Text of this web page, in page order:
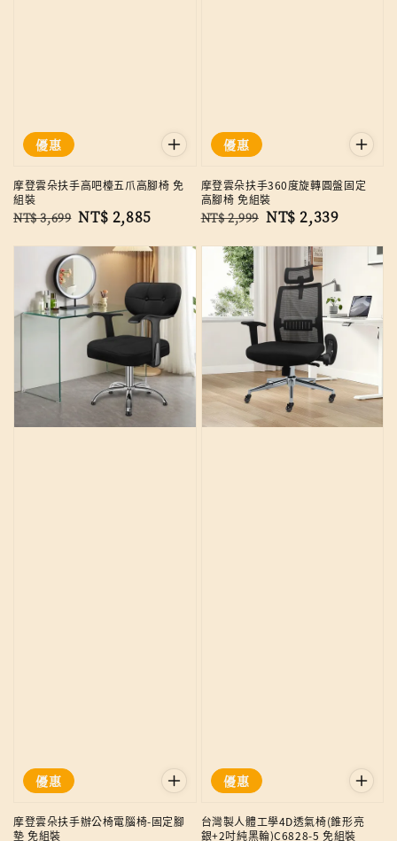
優惠
摩登雲朵扶手高吧檯五爪高腳椅 免
組裝
Regular
NT$ 3,699 Sale
NT$ 2,885
優惠
摩登雲朵扶手360度旋轉圓盤固定
高腳椅 免組裝
Regular
NT$ 2,999 Sale
NT$ 2,339
優惠
摩登雲朵扶手辦公椅電腦椅-固定腳
墊 免組裝
優惠
台灣製人體工學4D透氣椅(錐形亮
銀+2吋純黑輪)C6828-5 免組裝